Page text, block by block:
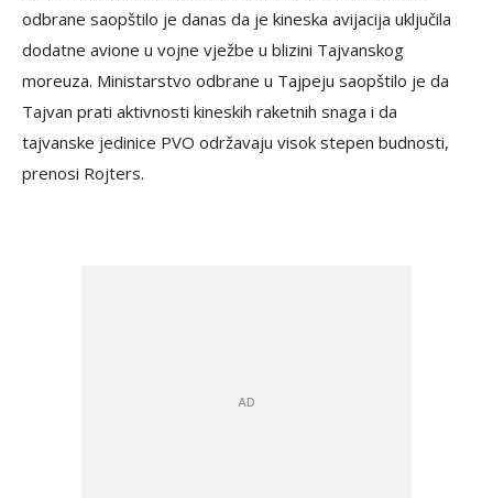
odbrane saopštilo je danas da je kineska avijacija uključila
dodatne avione u vojne vježbe u blizini Tajvanskog
moreuza. Ministarstvo odbrane u Tajpeju saopštilo je da
Tajvan prati aktivnosti kineskih raketnih snaga i da
tajvanske jedinice PVO održavaju visok stepen budnosti,
prenosi Rojters.